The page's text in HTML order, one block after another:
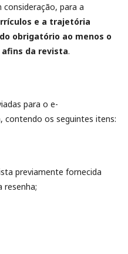
consideração, para a
e a trajetória
obrigatório ao menos o
da revista.
para o e-
contendo os seguintes itens:
previamente fornecida
resenha;